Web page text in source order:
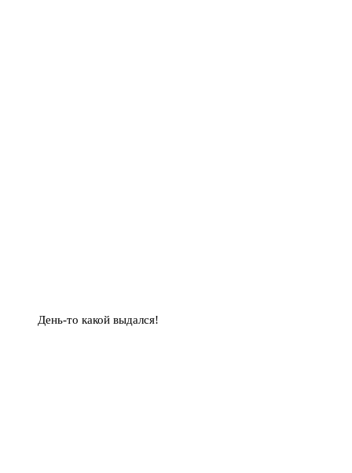
День-то какой выдался!